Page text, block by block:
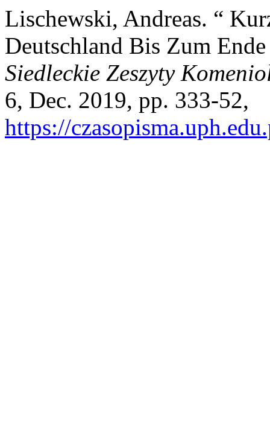
Lischewski, Andreas. “
Deutschland Bis Zum
Siedleckie Zeszyty
6, Dec. 2019, pp. 333-52,
https://